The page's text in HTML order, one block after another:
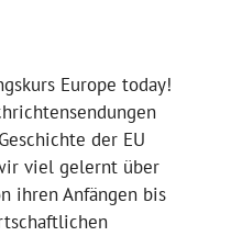
Europe today!
der EU
viel gelernt über
ihren Anfängen bis